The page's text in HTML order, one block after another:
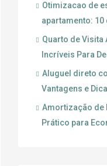
Otimizacao de
apartamento:
Quarto de Visita
Incríveis Para
Aluguel direto
Vantagens e
Amortização de
Prático para